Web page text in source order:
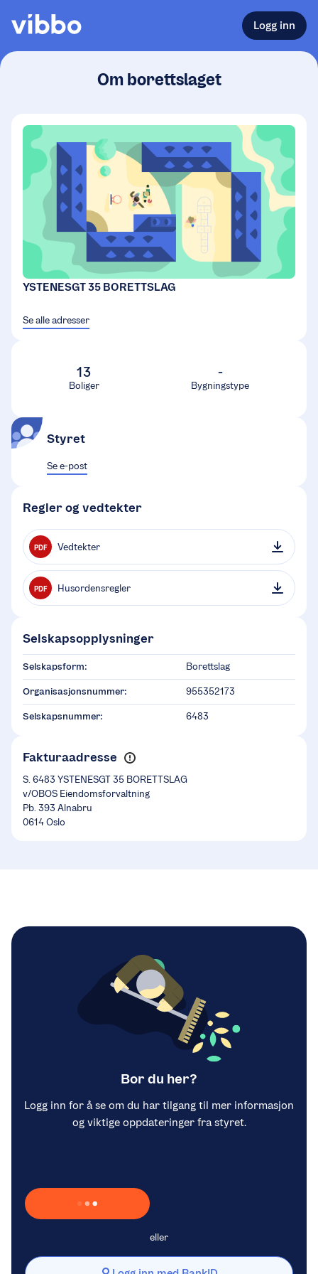
Logg inn
Om borettslaget
YSTENESGT 35 BORETTSLAG
Se alle adresser
13
Boliger
-
Bygningstype
Styret
Se e-post
Regler og vedtekter
PDF Vedtekter
PDF Husordensregler
Selskapsopplysninger
Selskapsform: Borettslag
Organisasjonsnummer: 955352173
Selskapsnummer: 6483
Fakturaadresse
S. 6483 YSTENESGT 35 BORETTSLAG
v/OBOS Eiendomsforvaltning
Pb. 393 Alnabru
0614 Oslo
Bor du her?
Logg inn for å se om du har tilgang til mer informasjon
og viktige oppdateringer fra styret.
Laster inn Vipps …
eller